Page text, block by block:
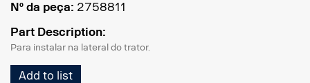
Nº da peça: 2758811
Part Description:
Para instalar na lateral do trator.
Add to list